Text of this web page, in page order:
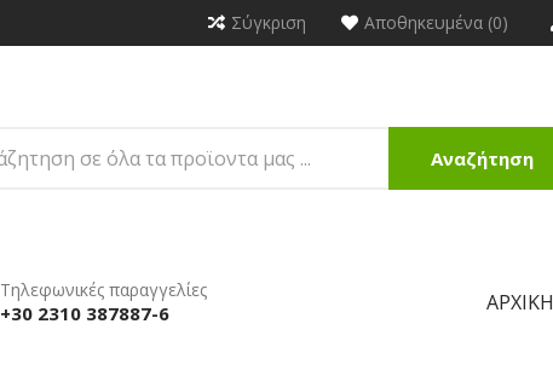
Σύγκριση Αποθηκευμένα (0)
Αναζήτηση
Τηλεφωνικές παραγγελίες
+30 2310 387887-6 ΑΡΧΙΚΉ